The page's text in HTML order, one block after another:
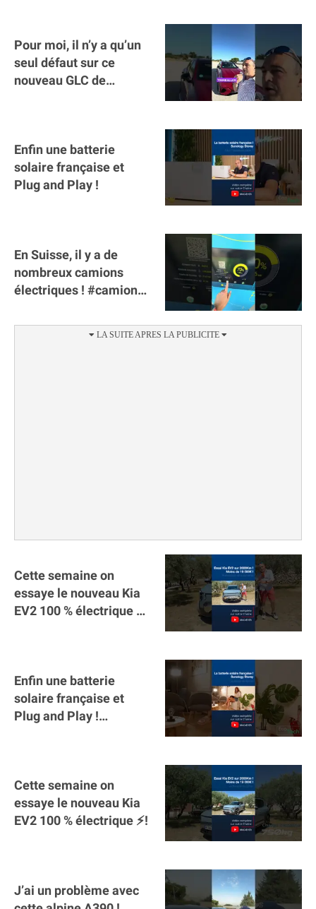
Pour moi, il n’y a qu’un
seul défaut sur ce
nouveau GLC de
Enfin une batterie
solaire française et
Plug and Play !
En Suisse, il y a de
nombreux camions
électriques ! #camion
#voitureelectrique
Cette semaine on
essaye le nouveau Kia
EV2 100 % électrique ⚡️!
Enfin une batterie
solaire française et
Plug and Play !
Cette semaine on
essaye le nouveau Kia
EV2 100 % électrique ⚡️!
J’ai un problème avec